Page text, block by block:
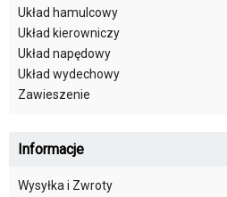
Układ hamulcowy
Układ kierowniczy
Układ napędowy
Układ wydechowy
Zawieszenie
Informacje
Wysyłka i Zwroty